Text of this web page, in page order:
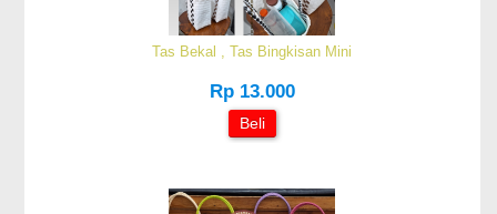
Tas Bekal , Tas Bingkisan Mini
Rp 13.000
Beli